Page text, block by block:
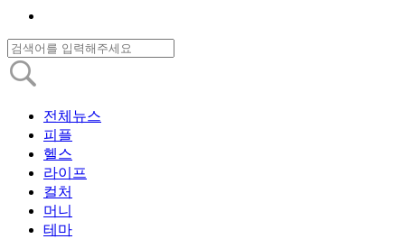
전체뉴스
피플
헬스
라이프
컬처
머니
테마